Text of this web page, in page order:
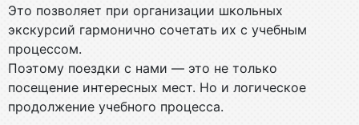
Это позволяет при организации школьных
экскурсий гармонично сочетать их с учебным
процессом.
Поэтому поездки с нами — это не только
посещение интересных мест. Но и логическое
продолжение учебного процесса.